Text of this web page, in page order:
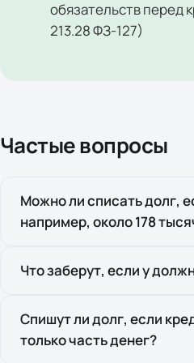
обязательств перед
213.28 ФЗ-127)
Частые вопросы
Можно ли списать долг,
например, около 178
Да. Закон ФЗ-127 не
через суд. Важна не
вы объективно не можете
Что заберут, если у
Если ценного имущества
формировать попросту не
Спишут ли долг, если
только часть денег?